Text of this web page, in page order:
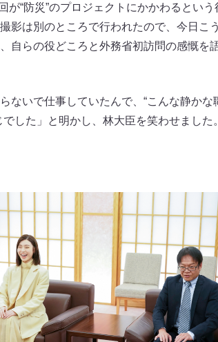
が“防災”のプロジェクトにかかわるという
影は別のところで行われたので、今日こ
自らの役どころと外務省初訪問の感慨を
ないで仕事していたんで、“こんな静かな
した」と明かし、林大臣を笑わせました。